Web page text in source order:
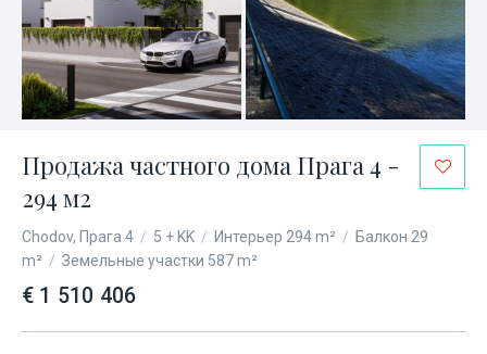
Продажа частного дома Прага 4 -
294 м2
Chodov, Прага 4 / 5 + KK / Интерьер 294 m² / Балкон 29
m² / Земельные участки 587 m²
€ 1 510 406